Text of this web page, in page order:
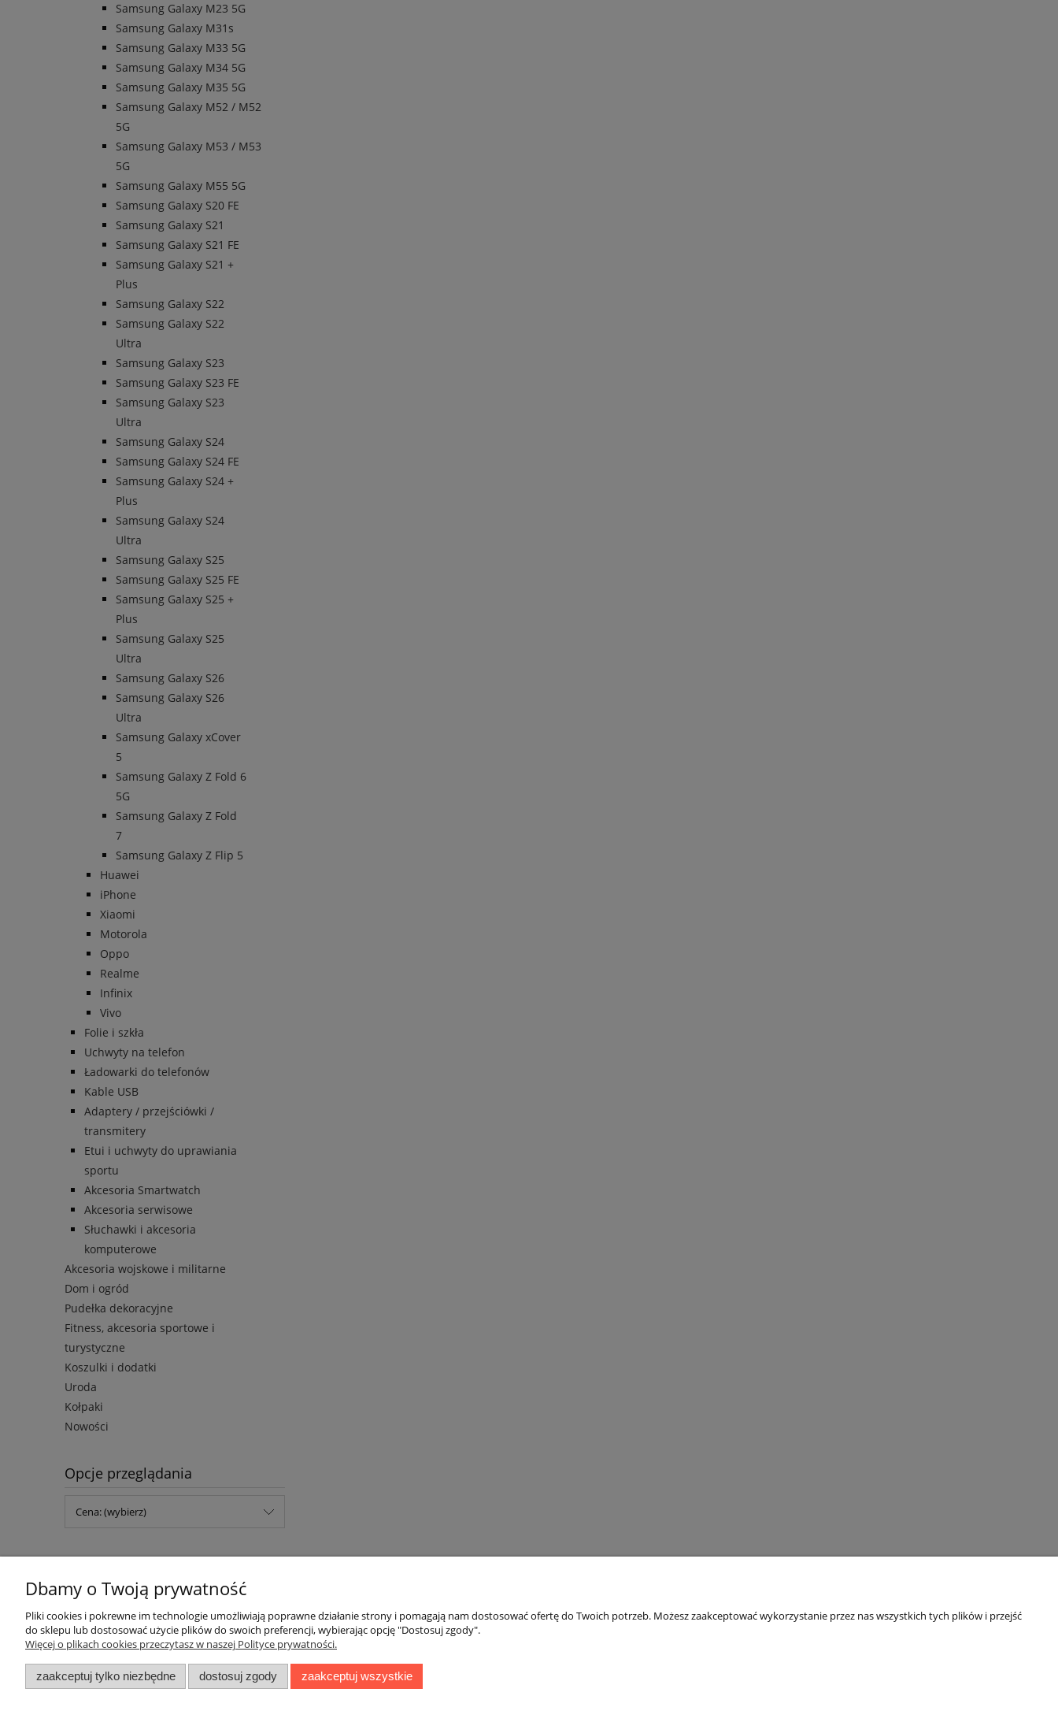
Samsung Galaxy M23 5G
Samsung Galaxy M31s
Samsung Galaxy M33 5G
Samsung Galaxy M34 5G
Samsung Galaxy M35 5G
Samsung Galaxy M52 / M52
5G
Samsung Galaxy M53 / M53
5G
Samsung Galaxy M55 5G
Samsung Galaxy S20 FE
Samsung Galaxy S21
Samsung Galaxy S21 FE
Samsung Galaxy S21 +
Plus
Samsung Galaxy S22
Samsung Galaxy S22
Ultra
Samsung Galaxy S23
Samsung Galaxy S23 FE
Samsung Galaxy S23
Ultra
Samsung Galaxy S24
Samsung Galaxy S24 FE
Samsung Galaxy S24 +
Plus
Samsung Galaxy S24
Ultra
Samsung Galaxy S25
Samsung Galaxy S25 FE
Samsung Galaxy S25 +
Plus
Samsung Galaxy S25
Ultra
Samsung Galaxy S26
Samsung Galaxy S26
Ultra
Samsung Galaxy xCover
5
Samsung Galaxy Z Fold 6
5G
Samsung Galaxy Z Fold
7
Samsung Galaxy Z Flip 5
Huawei
iPhone
Xiaomi
Motorola
Oppo
Realme
Infinix
Vivo
Folie i szkła
Uchwyty na telefon
Ładowarki do telefonów
Kable USB
Adaptery / przejściówki /
transmitery
Etui i uchwyty do uprawiania
sportu
Akcesoria Smartwatch
Akcesoria serwisowe
Słuchawki i akcesoria
komputerowe
Akcesoria wojskowe i militarne
Dom i ogród
Pudełka dekoracyjne
Fitness, akcesoria sportowe i
turystyczne
Koszulki i dodatki
Uroda
Kołpaki
Nowości
Opcje przeglądania
Cena: (wybierz)
Pomoc
Zwroty, reklamacje i wymiany
Moje konto
Twoje zamówienia
Dbamy o Twoją prywatność
Pliki cookies i pokrewne im technologie umożliwiają poprawne działanie strony i pomagają nam dostosować ofertę do Twoich potrzeb. Możesz zaakceptować wykorzystanie przez nas wszystkich tych plików i przejść
do sklepu lub dostosować użycie plików do swoich preferencji, wybierając opcję "Dostosuj zgody".
Więcej o plikach cookies przeczytasz w naszej Polityce prywatności.
zaakceptuj tylko niezbędne dostosuj zgody zaakceptuj wszystkie